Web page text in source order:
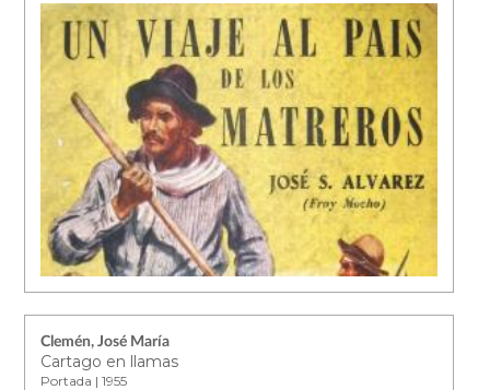
Clemén, José María
Cartago en llamas
Portada | 1955